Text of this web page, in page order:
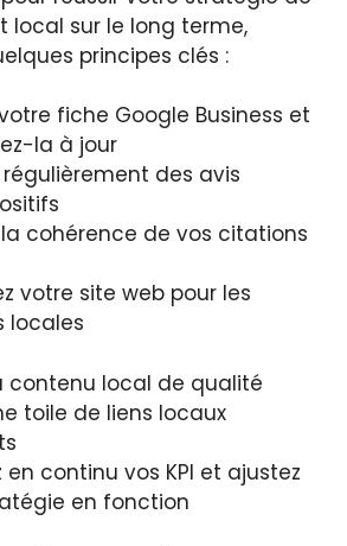
local sur le long terme,
principes clés :
fiche Google Business et
la à jour
régulièrement des avis
cohérence de vos citations
votre site web pour les
locales
contenu local de qualité
toile de liens locaux
en continu vos KPI et ajustez
en fonction